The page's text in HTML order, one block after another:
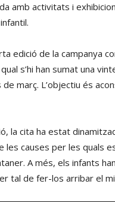
amb activitats i
edició de la campanya
s’hi han sumat una
març. L’objectiu és
la cita ha estat
les causes per les quals
A més, els infants
tal de fer-los arribar el